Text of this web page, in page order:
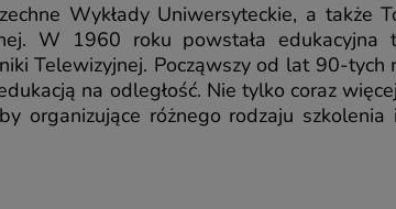
Wykłady Uniwersyteckie, a także
W 1960 roku powstała edukacyjna
Telewizyjnej. Począwszy od lat 90-tych
na odległość. Nie tylko coraz
organizujące różnego rodzaju